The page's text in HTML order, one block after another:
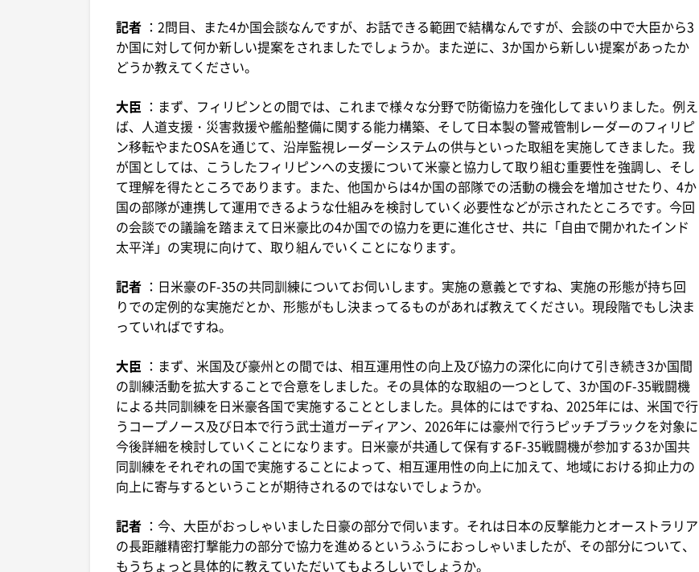
記者 ：2問目、また4か国会談なんですが、お話できる範囲で結構なんですが、会談の中で大臣から3
か国に対して何か新しい提案をされましたでしょうか。また逆に、3か国から新しい提案があったか
どうか教えてください。
大臣 ：まず、フィリピンとの間では、これまで様々な分野で防衛協力を強化してまいりました。例え
ば、人道支援・災害救援や艦船整備に関する能力構築、そして日本製の警戒管制レーダーのフィリピ
ン移転やまたOSAを通じて、沿岸監視レーダーシステムの供与といった取組を実施してきました。我
が国としては、こうしたフィリピンへの支援について米豪と協力して取り組む重要性を強調し、そし
て理解を得たところであります。また、他国からは4か国の部隊での活動の機会を増加させたり、4か
国の部隊が連携して運用できるような仕組みを検討していく必要性などが示されたところです。今回
の会談での議論を踏まえて日米豪比の4か国での協力を更に進化させ、共に「自由で開かれたインド
太平洋」の実現に向けて、取り組んでいくことになります。
記者 ：日米豪のF-35の共同訓練についてお伺いします。実施の意義とですね、実施の形態が持ち回
りでの定例的な実施だとか、形態がもし決まってるものがあれば教えてください。現段階でもし決ま
っていればですね。
大臣 ：まず、米国及び豪州との間では、相互運用性の向上及び協力の深化に向けて引き続き3か国間
の訓練活動を拡大することで合意をしました。その具体的な取組の一つとして、3か国のF-35戦闘機
による共同訓練を日米豪各国で実施することとしました。具体的にはですね、2025年には、米国で行
うコープノース及び日本で行う武士道ガーディアン、2026年には豪州で行うピッチブラックを対象に
今後詳細を検討していくことになります。日米豪が共通して保有するF-35戦闘機が参加する3か国共
同訓練をそれぞれの国で実施することによって、相互運用性の向上に加えて、地域における抑止力の
向上に寄与するということが期待されるのではないでしょうか。
記者 ：今、大臣がおっしゃいました日豪の部分で伺います。それは日本の反撃能力とオーストラリア
の長距離精密打撃能力の部分で協力を進めるというふうにおっしゃいましたが、その部分について、
もうちょっと具体的に教えていただいてもよろしいでしょうか。